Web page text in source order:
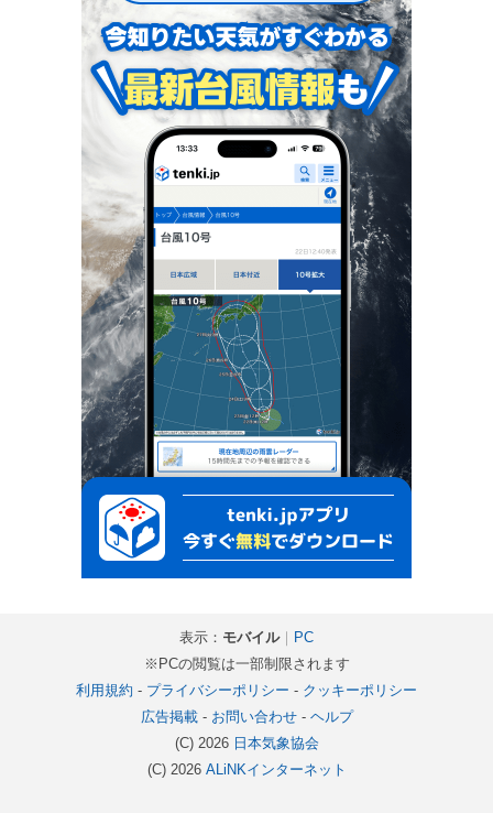
表示： モバイル｜ PC
※PCの閲覧は一部制限されます
利用規約 - プライバシーポリシー - クッキーポリシー
広告掲載- お問い合わせ- ヘルプ
(C) 2026 日本気象協会
(C) 2026 ALiNKインターネット